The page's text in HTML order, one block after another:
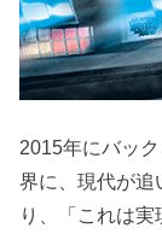
2015年にバッ
界に、現代が追
り、「これは